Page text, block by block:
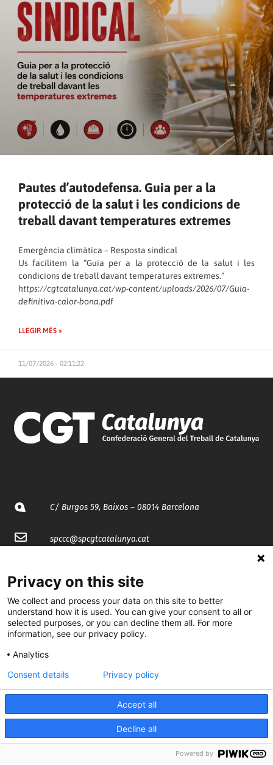
Pautes d’autodefensa. Guia per a la
protecció de la salut i les condicions de
treball davant temperatures extremes
Emergència climàtica – Resposta sindical
Us facilitem la “Guia per a la protecció de la salut i les
condicions de treball davant temperatures extremes.”
https://cgtcatalunya.cat/wp-content/uploads/2026/07/Guia-
definitiva-calor-bona.pdf
LLEGIR MÉS »
11/07/2026 - 02:11:22
C/ Burgos 59, Baixos – 08014 Barcelona
spccc@spcgtcatalunya.cat
@CGTCatalunya
cgtcatalunya
CGTCatalunya
cgtcatalunya
Desenvolupat per
Privacy on this site
We collect and process your data on this site to better
understand how it is used. You can give your consent to all or
selected purposes, or you can decline them all. For more
information, see our privacy policy.
Analytics
Accept all
Decline all
Consent details Privacy policy
Powered by